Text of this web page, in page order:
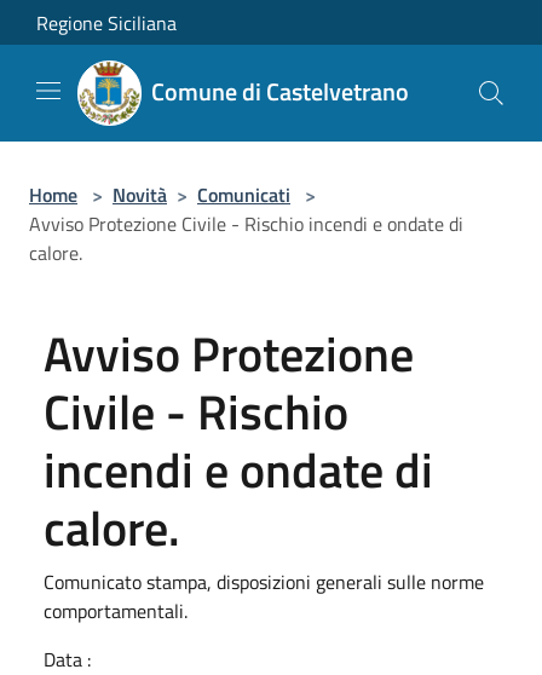
Salta al contenuto principale
Regione Siciliana
Comune di Castelvetrano
Home > Novità > Comunicati >
Avviso Protezione Civile - Rischio incendi e ondate di
calore.
Avviso Protezione
Civile - Rischio
incendi e ondate di
calore.
Comunicato stampa, disposizioni generali sulle norme
comportamentali.
Data :